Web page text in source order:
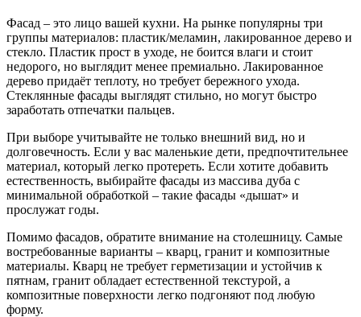
Фасад – это лицо вашей кухни. На рынке популярны три
группы материалов: пластик/меламин, лакированное дерево и
стекло. Пластик прост в уходе, не боится влаги и стоит
недорого, но выглядит менее премиально. Лакированное
дерево придаёт теплоту, но требует бережного ухода.
Стеклянные фасады выглядят стильно, но могут быстро
заработать отпечатки пальцев.
При выборе учитывайте не только внешний вид, но и
долговечность. Если у вас маленькие дети, предпочтительнее
материал, который легко протереть. Если хотите добавить
естественность, выбирайте фасады из массива дуба с
минимальной обработкой – такие фасады «дышат» и
прослужат годы.
Помимо фасадов, обратите внимание на столешницу. Самые
востребованные варианты – кварц, гранит и композитные
материалы. Кварц не требует герметизации и устойчив к
пятнам, гранит обладает естественной текстурой, а
композитные поверхности легко подгоняют под любую
форму.